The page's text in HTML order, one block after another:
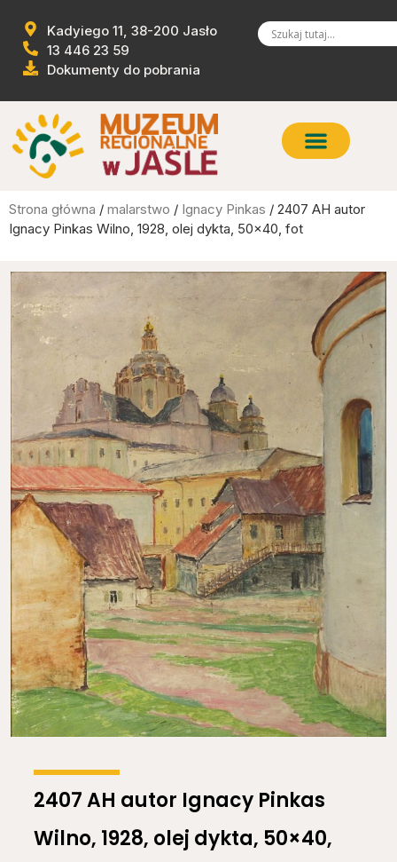
Kadyiego 11, 38-200 Jasło
13 446 23 59
Dokumenty do pobrania
Strona główna / malarstwo / Ignacy Pinkas / 2407 AH autor
Ignacy Pinkas Wilno, 1928, olej dykta, 50×40, fot
2407 AH autor Ignacy Pinkas
Wilno, 1928, olej dykta, 50×40,